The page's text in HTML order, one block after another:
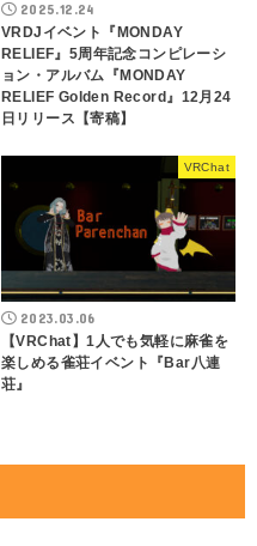
2025.12.24
VRDJイベント『MONDAY
RELIEF』5周年記念コンピレーシ
ョン・アルバム『MONDAY
RELIEF Golden Record』12月24
日リリース【寄稿】
VRChat
2023.03.06
【VRChat】1人でも気軽に麻雀を
楽しめる雀荘イベント『Bar八連
荘』